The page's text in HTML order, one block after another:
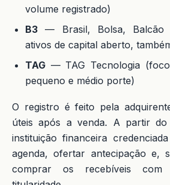
volume registrado)
B3 — Brasil, Bolsa, Balcão
ativos de capital aberto,
TAG — TAG Tecnologia
pequeno e médio porte)
O registro é feito pela
úteis após a venda. A partir do
instituição financeira
agenda, ofertar antecipação e,
comprar os recebíveis com